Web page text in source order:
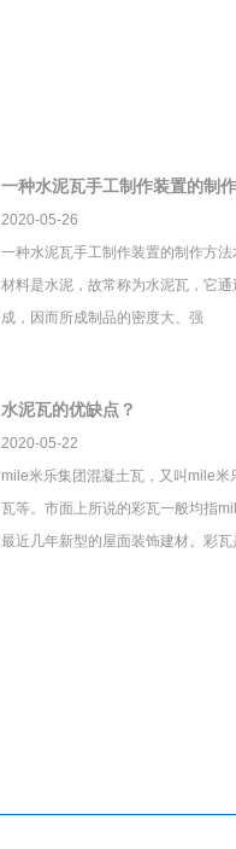
一种水泥瓦手工制作装置的制
2020-05-26
一种水泥瓦手工制作装置的制作方
材料是水泥，故常称为水泥瓦，它
成，因而所成制品的密度大、强
水泥瓦的优缺点？
2020-05-22
mile米乐集团混凝土瓦，又叫mile米
瓦等。市面上所说的彩瓦一般均指
最近几年新型的屋面装饰建材。彩